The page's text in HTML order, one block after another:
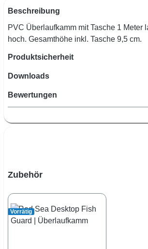
Beschreibung
PVC Überlaufkamm mit Tasche 1 Meter
hoch. Gesamthöhe inkl. Tasche 9,5 cm.
Produktsicherheit
Downloads
Bewertungen
Produktgalerie überspringen
Zubehör
Vorrätig